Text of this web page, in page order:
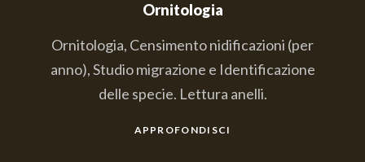
Ornitologia
Ornitologia, Censimento nidificazioni (per
anno), Studio migrazione e Identificazione
delle specie. Lettura anelli.
APPROFONDISCI